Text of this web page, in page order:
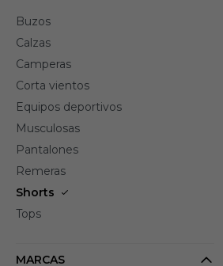
Buzos
Calzas
Camperas
Corta vientos
Equipos deportivos
Musculosas
Pantalones
Remeras
Shorts
Tops
MARCAS